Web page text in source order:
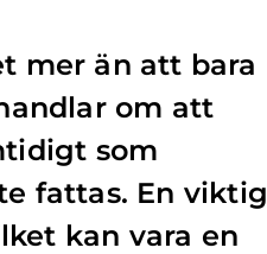
mer än att bara
om att
som
fattas. En viktig
kan vara en